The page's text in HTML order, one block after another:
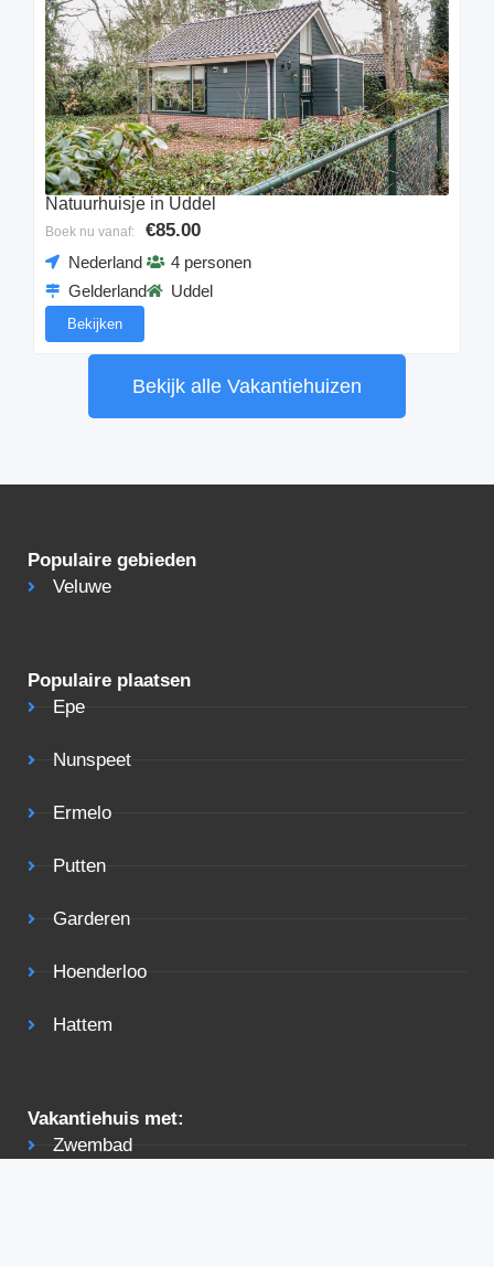
Natuurhuisje in Uddel
Boek nu vanaf: €85.00
Nederland
Gelderland
4 personen
Uddel
Bekijken
Bekijk alle Vakantiehuizen
Populaire gebieden
Veluwe
Populaire plaatsen
Epe
Nunspeet
Ermelo
Putten
Garderen
Hoenderloo
Hattem
Vakantiehuis met:
Zwembad